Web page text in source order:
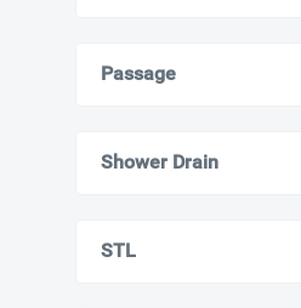
Passage
Shower Drain
STL